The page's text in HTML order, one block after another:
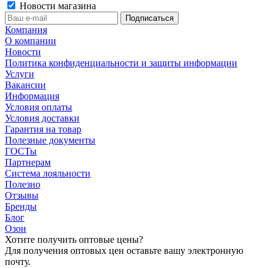
Новости магазина
Компания
О компании
Новости
Политика конфиденциальности и защиты информации
Услуги
Вакансии
Информация
Условия оплаты
Условия доставки
Гарантия на товар
Полезные документы
ГОСТы
Партнерам
Система лояльности
Полезно
Отзывы
Бренды
Блог
Озон
Хотите получить оптовые цены?
Для получения оптовых цен оставьте вашу электронную
почту.